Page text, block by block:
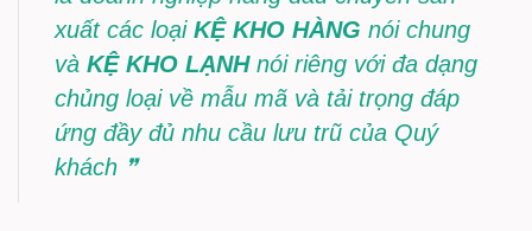
xuất các loại KỆ KHO HÀNG nói chung
và KỆ KHO LẠNH nói riêng với đa dạng
chủng loại về mẫu mã và tải trọng đáp
ứng đầy đủ nhu cầu lưu trũ của Quý
khách ❞